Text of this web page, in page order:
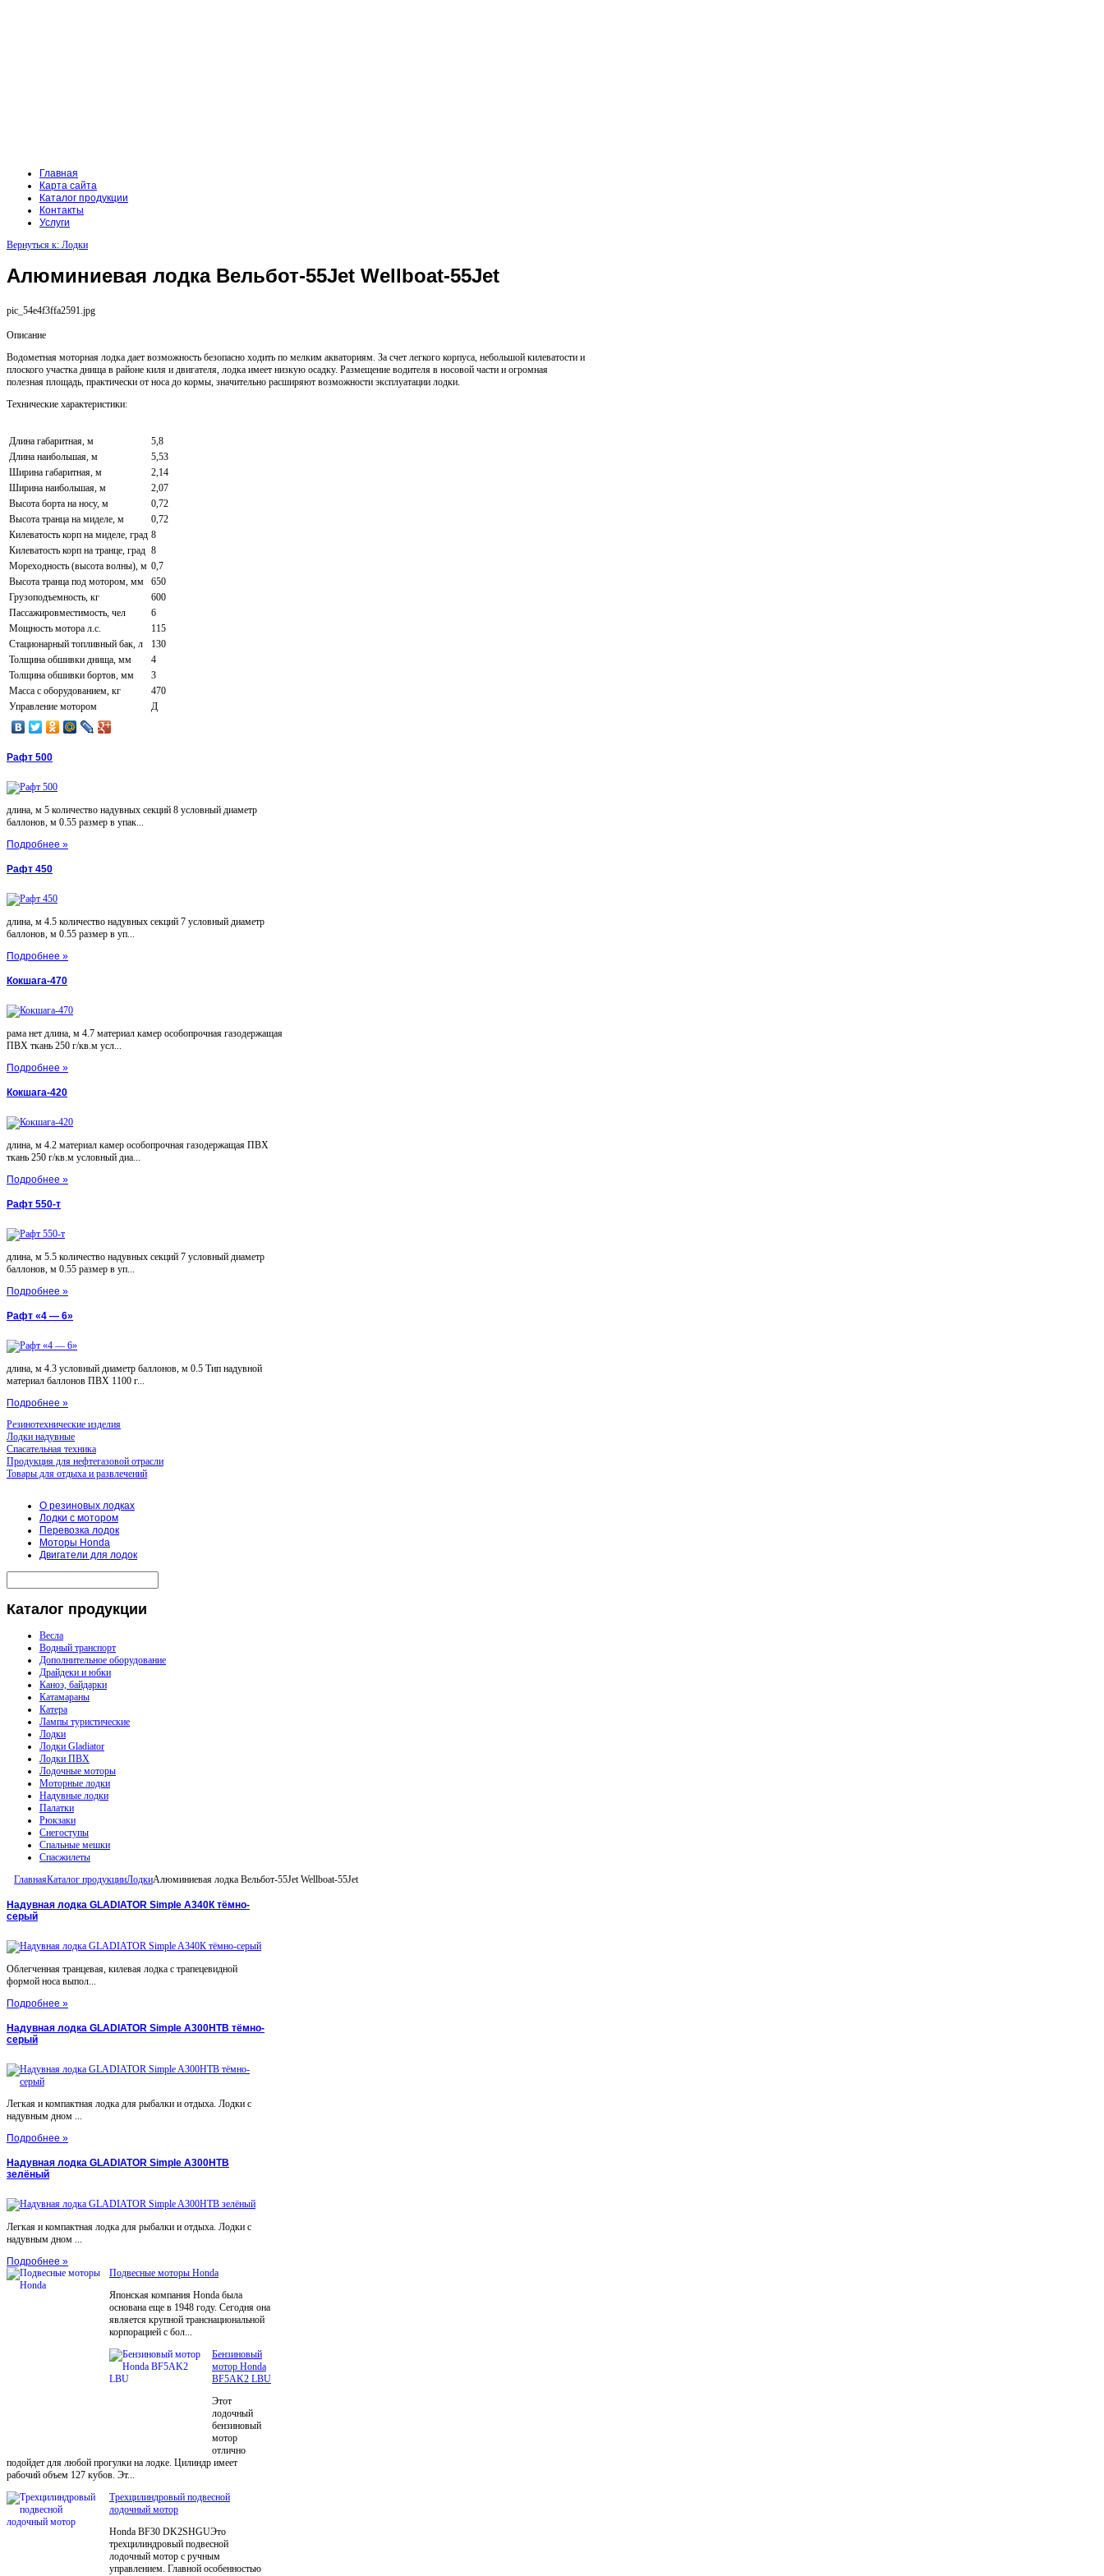
Главная
Карта сайта
Каталог продукции
Контакты
Услуги
Вернуться к: Лодки
Алюминиевая лодка Вельбот-55Jet Wellboat-55Jet
pic_54e4f3ffa2591.jpg
Описание
Водометная моторная лодка дает возможность безопасно ходить по мелким акваториям. За счет легкого корпуса, небольшой килеватости и
плоского участка днища в районе киля и двигателя, лодка имеет низкую осадку. Размещение водителя в носовой части и огромная
полезная площадь, практически от носа до кормы, значительно расширяют возможности эксплуатации лодки.
Технические характеристики:
Длина габаритная, м
5,8
Длина наибольшая, м
5,53
Ширина габаритная, м
2,14
Ширина наибольшая, м
2,07
Высота борта на носу, м
0,72
Высота транца на миделе, м
0,72
Килеватость корп на миделе, град 8
Килеватость корп на транце, град 8
Мореходность (высота волны), м 0,7
Высота транца под мотором, мм
650
Грузоподъемность, кг
600
Пассажировместимость, чел
6
Мощность мотора л.с.
115
Стационарный топливный бак, л
130
Толщина обшивки днища, мм
4
Толщина обшивки бортов, мм
3
Масса с оборудованием, кг
470
Управление мотором
Д
Рафт 500
длина, м 5 количество надувных секций 8 условный диаметр
баллонов, м 0.55 размер в упак...
Подробнее »
Рафт 450
длина, м 4.5 количество надувных секций 7 условный диаметр
баллонов, м 0.55 размер в уп...
Подробнее »
Кокшага-470
рама нет длина, м 4.7 материал камер особопрочная газодержащая
ПВХ ткань 250 г/кв.м усл...
Подробнее »
Кокшага-420
длина, м 4.2 материал камер особопрочная газодержащая ПВХ
ткань 250 г/кв.м условный диа...
Подробнее »
Рафт 550-т
длина, м 5.5 количество надувных секций 7 условный диаметр
баллонов, м 0.55 размер в уп...
Подробнее »
Рафт «4 — 6»
длина, м 4.3 условный диаметр баллонов, м 0.5 Тип надувной
материал баллонов ПВХ 1100 г...
Подробнее »
Резинотехнические изделия
Лодки надувные
Спасательная техника
Продукция для нефтегазовой отрасли
Товары для отдыха и развлечений
О резиновых лодках
Лодки с мотором
Перевозка лодок
Моторы Honda
Двигатели для лодок
Каталог продукции
Весла
Водный транспорт
Дополнительное оборудование
Драйдеки и юбки
Каноэ, байдарки
Катамараны
Катера
Лампы туристические
Лодки
Лодки Gladiator
Лодки ПВХ
Лодочные моторы
Моторные лодки
Надувные лодки
Палатки
Рюкзаки
Снегоступы
Спальные мешки
Спасжилеты
ГлавнаяКаталог продукцииЛодкиАлюминиевая лодка Вельбот-55Jet Wellboat-55Jet
Надувная лодка GLADIATOR Simple A340К тёмно-
серый
Облегченная транцевая, килевая лодка с трапецевидной
формой носа выпол...
Подробнее »
Надувная лодка GLADIATOR Simple A300НТВ тёмно-
серый
Легкая и компактная лодка для рыбалки и отдыха. Лодки с
надувным дном ...
Подробнее »
Надувная лодка GLADIATOR Simple A300НТВ
зелёный
Легкая и компактная лодка для рыбалки и отдыха. Лодки с
надувным дном ...
Подробнее »
Подвесные моторы Honda
Японская компания Honda была
основана еще в 1948 году. Сегодня она
является крупной транснациональной
корпорацией с бол...
Бензиновый
мотор Honda
BF5AK2 LBU
Этот
лодочный
бензиновый
мотор
отлично
подойдет для любой прогулки на лодке. Цилиндр имеет
рабочий объем 127 кубов. Эт...
Трехцилиндровый подвесной
лодочный мотор
Honda BF30 DK2SHGUЭто
трехцилиндровый подвесной
лодочный мотор с ручным
управлением. Главной особенностью